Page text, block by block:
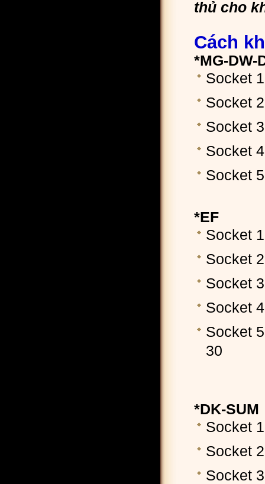
thủ cho
Cách
*MG-DW-
Socket
Socket
Socket
Socket
Socket
*EF
Socket
Socket
Socket
Socket
Socket
30
*DK-SUM
Socket
Socket
Socket